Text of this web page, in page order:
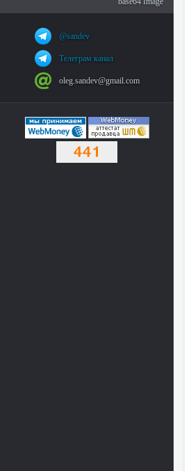
@sandev
Телеграм канал
oleg.sandev@gmail.com